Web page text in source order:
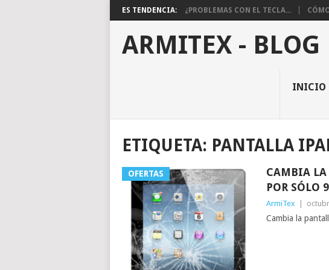
ES TENDENCIA: ¿PROBLEMAS CON EL TECLA...
ARMITEX - BLOG
INICIO
ETIQUETA: PANTALLA
OFERTAS
CAMBIA LA
POR SÓLO
ArmiTex
Cambia la